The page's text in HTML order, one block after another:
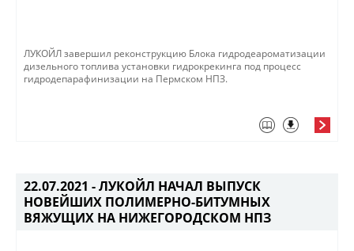
ЛУКОЙЛ завершил реконструкцию Блока гидродеароматизации
дизельного топлива установки гидрокрекинга под процесс
гидродепарафинизации на Пермском НПЗ.
22.07.2021 -ЛУКОЙЛ НАЧАЛ ВЫПУСК
НОВЕЙШИХ ПОЛИМЕРНО-БИТУМНЫХ
ВЯЖУЩИХ НА НИЖЕГОРОДСКОМ НПЗ